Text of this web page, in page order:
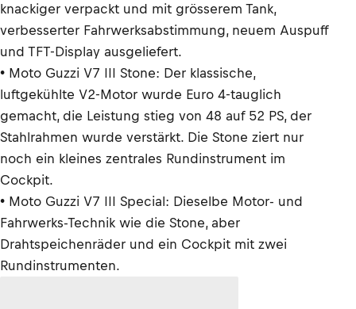
knackiger verpackt und mit grösserem Tank,
verbesserter Fahrwerksabstimmung, neuem Auspuff
und TFT-Display ausgeliefert.
• Moto Guzzi V7 III Stone: Der klassische,
luftgekühlte V2-Motor wurde Euro 4-tauglich
gemacht, die Leistung stieg von 48 auf 52 PS, der
Stahlrahmen wurde verstärkt. Die Stone ziert nur
noch ein kleines zentrales Rundinstrument im
Cockpit.
• Moto Guzzi V7 III Special: Dieselbe Motor- und
Fahrwerks-Technik wie die Stone, aber
Drahtspeichenräder und ein Cockpit mit zwei
Rundinstrumenten.